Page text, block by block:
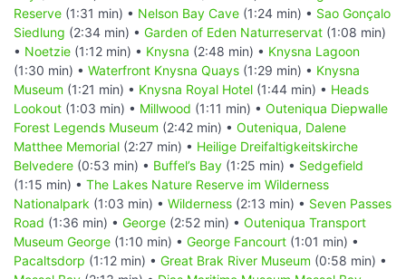
Reserve (1:31 min) • Nelson Bay Cave (1:24 min) • Sao Gonçalo
Siedlung (2:34 min) • Garden of Eden Naturreservat (1:08 min)
• Noetzie (1:12 min) • Knysna (2:48 min) • Knysna Lagoon
(1:30 min) • Waterfront Knysna Quays (1:29 min) • Knysna
Museum (1:21 min) • Knysna Royal Hotel (1:44 min) • Heads
Lookout (1:03 min) • Millwood (1:11 min) • Outeniqua Diepwalle
Forest Legends Museum (2:42 min) • Outeniqua, Dalene
Matthee Memorial (2:27 min) • Heilige Dreifaltigkeitskirche
Belvedere (0:53 min) • Buffel’s Bay (1:25 min) • Sedgefield
(1:15 min) • The Lakes Nature Reserve im Wilderness
Nationalpark (1:03 min) • Wilderness (2:13 min) • Seven Passes
Road (1:36 min) • George (2:52 min) • Outeniqua Transport
Museum George (1:10 min) • George Fancourt (1:01 min) •
Pacaltsdorp (1:12 min) • Great Brak River Museum (0:58 min) •